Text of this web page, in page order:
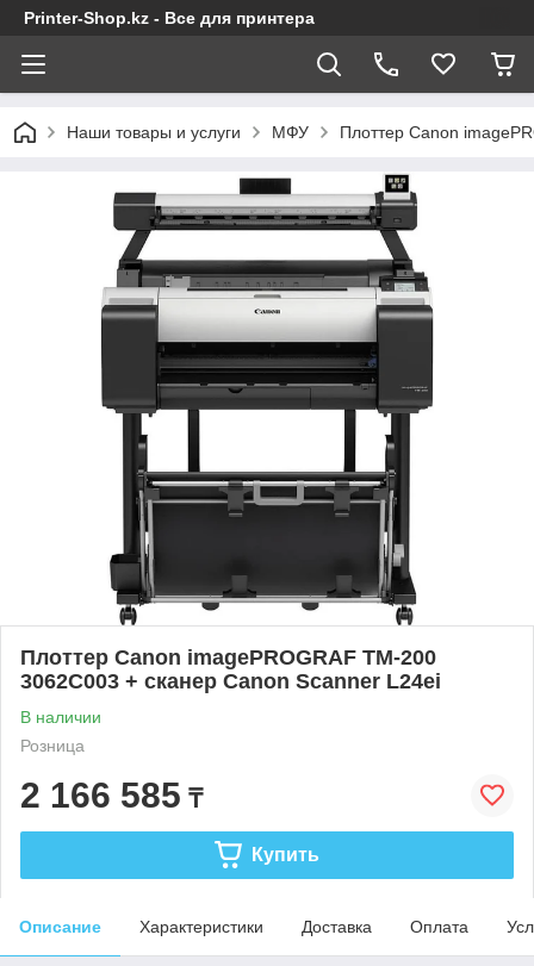
Printer-Shop.kz - Все для принтера
Наши товары и услуги МФУ Плоттер Canon
Плоттер Canon imagePROGRAF TM-200
3062C003 + сканер Canon Scanner L24ei
В наличии
Розница
2 166 585 ₸
Купить
Описание Характеристики Доставка Оплата